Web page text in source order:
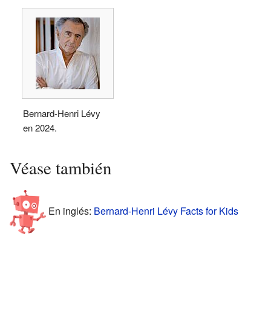
Bernard-Henri Lévy
en 2024.
Véase también
En inglés: Bernard-Henri Lévy Facts for Kids